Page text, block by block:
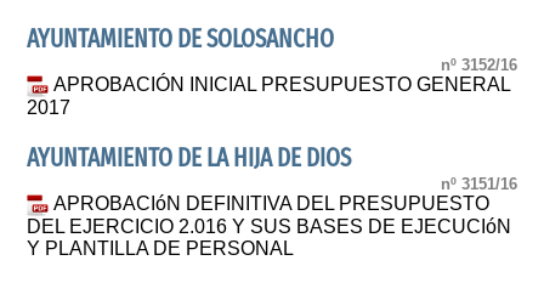
AYUNTAMIENTO DE SOLOSANCHO
nº 3152/16
APROBACIÓN INICIAL PRESUPUESTO GENERAL
2017
AYUNTAMIENTO DE LA HIJA DE DIOS
nº 3151/16
APROBACIóN DEFINITIVA DEL PRESUPUESTO
DEL EJERCICIO 2.016 Y SUS BASES DE EJECUCIóN
Y PLANTILLA DE PERSONAL